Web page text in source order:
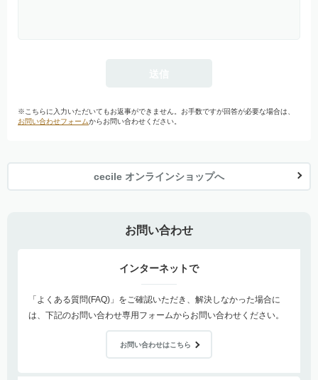
※こちらに入力いただいてもお返事ができません。お手数ですが回答が必要な場合は、
お問い合わせフォームからお問い合わせください。
cecile オンラインショップへ
お問い合わせ
インターネットで
「よくある質問(FAQ)」をご確認いただき、解決しなかった場合に
は、下記のお問い合わせ専用フォームからお問い合わせください。
お問い合わせはこちら